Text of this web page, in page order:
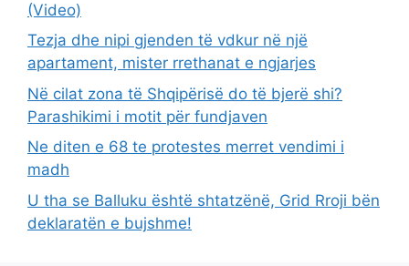
(Video)
Tezja dhe nipi gjenden të vdkur në një
apartament, mister rrethanat e ngjarjes
Në cilat zona të Shqipërisë do të bjerë shi?
Parashikimi i motit për fundjaven
Ne diten e 68 te protestes merret vendimi i
madh
U tha se Balluku është shtatzënë, Grid Rroji bën
deklaratën e bujshme!